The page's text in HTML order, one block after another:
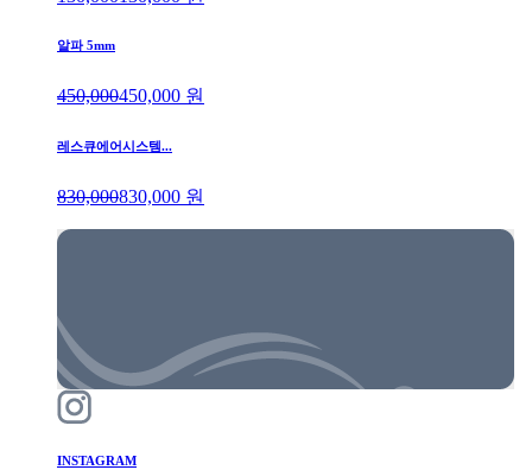
알파 5mm
450,000450,000 원
레스큐에어시스템...
830,000830,000 원
INSTAGRAM